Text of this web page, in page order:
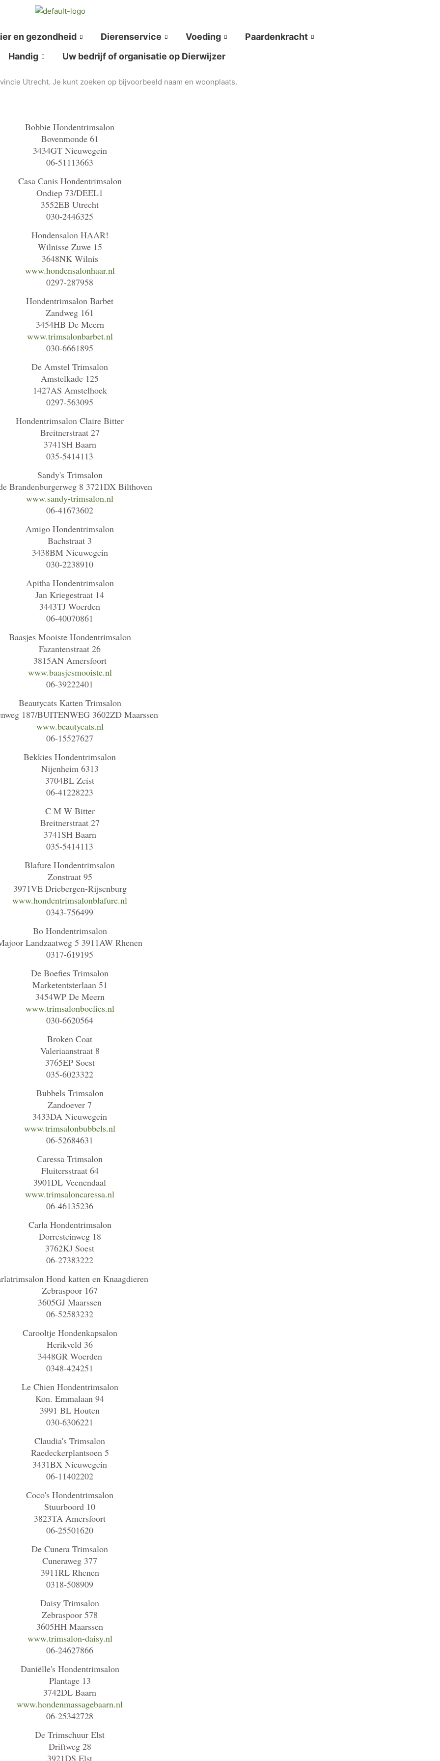
en gezondheid Dierenservice Voeding
Paardenkracht
Handig
Uw bedrijf of organisatie op Dierwijzer
Utrecht. Je kunt zoeken op bijvoorbeeld naam en woonplaats.
Bobbie Hondentrimsalon
Bovenmonde 61
3434GT Nieuwegein
06-51113663
Casa Canis Hondentrimsalon
Ondiep 73/DEEL1
3552EB Utrecht
030-2446325
Hondensalon HAAR!
Wilnisse Zuwe 15
3648NK Wilnis
www.hondensalonhaar.nl
0297-287958
Hondentrimsalon Barbet
Zandweg 161
3454HB De Meern
www.trimsalonbarbet.nl
030-6661895
De Amstel Trimsalon
Amstelkade 125
1427AS Amstelhoek
0297-563095
Hondentrimsalon Claire Bitter
Breitnerstraat 27
3741SH Baarn
035-5414113
Sandy's Trimsalon
Brandenburgerweg 8 3721DX Bilthoven
www.sandy-trimsalon.nl
06-41673602
Amigo Hondentrimsalon
Bachstraat 3
3438BM Nieuwegein
030-2238910
Apitha Hondentrimsalon
Jan Kriegestraat 14
3443TJ Woerden
06-40070861
Baasjes Mooiste Hondentrimsalon
Fazantenstraat 26
3815AN Amersfoort
www.baasjesmooiste.nl
06-39222401
Beautycats Katten Trimsalon
187/BUITENWEG 3602ZD Maarssen
www.beautycats.nl
06-15527627
Bekkies Hondentrimsalon
Nijenheim 6313
3704BL Zeist
06-41228223
C M W Bitter
Breitnerstraat 27
3741SH Baarn
035-5414113
Blafure Hondentrimsalon
Zonstraat 95
3971VE Driebergen-Rijsenburg
www.hondentrimsalonblafure.nl
0343-756499
Bo Hondentrimsalon
Landzaatweg 5 3911AW Rhenen
0317-619195
De Boefies Trimsalon
Marketentsterlaan 51
3454WP De Meern
www.trimsalonboefies.nl
030-6620564
Broken Coat
Valeriaanstraat 8
3765EP Soest
035-6023322
Bubbels Trimsalon
Zandoever 7
3433DA Nieuwegein
www.trimsalonbubbels.nl
06-52684631
Caressa Trimsalon
Fluitersstraat 64
3901DL Veenendaal
www.trimsaloncaressa.nl
06-46135236
Carla Hondentrimsalon
Dorresteinweg 18
3762KJ Soest
06-27383222
Hond katten en Knaagdieren
Zebraspoor 167
3605GJ Maarssen
06-52583232
Carooltje Hondenkapsalon
Herikveld 36
3448GR Woerden
0348-424251
Le Chien Hondentrimsalon
Kon. Emmalaan 94
3991 BL Houten
030-6306221
Claudia's Trimsalon
Raedeckerplantsoen 5
3431BX Nieuwegein
06-11402202
Coco's Hondentrimsalon
Stuurboord 10
3823TA Amersfoort
06-25501620
De Cunera Trimsalon
Cuneraweg 377
3911RL Rhenen
0318-508909
Daisy Trimsalon
Zebraspoor 578
3605HH Maarssen
www.trimsalon-daisy.nl
06-24627866
Daniëlle's Hondentrimsalon
Plantage 13
3742DL Baarn
www.hondenmassagebaarn.nl
06-25342728
De Trimschuur Elst
Driftweg 28
3921DS Elst